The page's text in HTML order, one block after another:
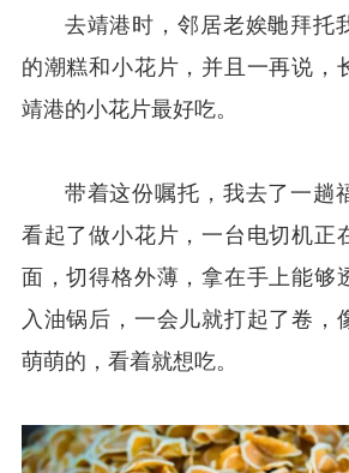
去靖港时，邻居老娭毑拜托
的潮糕和小花片，并且一再说，
靖港的小花片最好吃。
带着这份嘱托，我去了一趟
看起了做小花片，一台电切机正
面，切得格外薄，拿在手上能够
入油锅后，一会儿就打起了卷，
萌萌的，看着就想吃。